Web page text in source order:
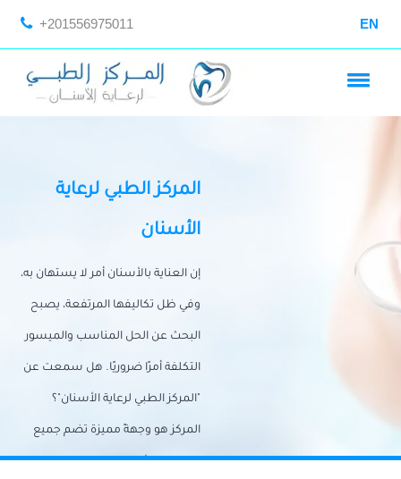
+201556975011 EN
المركز الطبي لرعاية
الأسنان
إن العناية بالأسنان أمر لا يستهان به،
وفي ظل تكاليفها المرتفعة، يصبح
البحث عن الحل المناسب والميسور
التكلفة أمرًا ضروريًا. هل سمعت عن
"المركز الطبي لرعاية الأسنان"؟
المركز هو وجهةً مميزة تضم جميع
احتياجات الأسنان تحت سقف واحد،